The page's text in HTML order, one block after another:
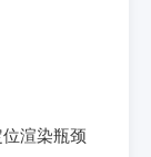
渲染瓶颈